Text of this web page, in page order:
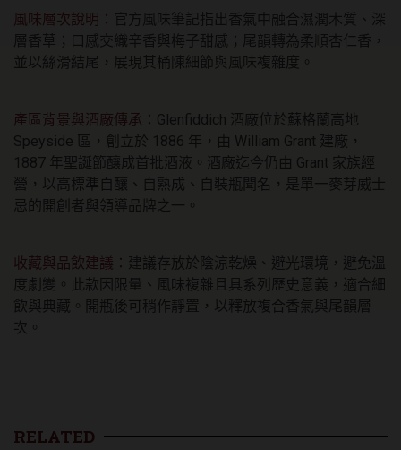
風味層次說明： 官方風味筆記指出香氣中融合濕潤木質、深
層香草；口感交織辛香與梅子甜感；尾韻轉為柔順杏仁香，
並以絲滑結尾，展現其桶陳細節與風味複雜度。
產區背景與酒廠傳承： Glenfiddich 酒廠位於蘇格蘭高地
Speyside 區，創立於 1886 年，由 William Grant 建廠，
1887 年聖誕節釀成首批酒液。酒廠迄今仍由 Grant 家族經
營，以高標準自釀、自熟成、自裝瓶聞名，是單一麥芽威士
忌的開創者與領導品牌之一。
收藏與品飲建議： 建議存放於陰涼乾燥、避光環境，避免溫
度劇變。此款因限量、風味複雜且具系列歷史意義，適合細
飲與典藏。開瓶後可稍作靜置，以釋放複合香氣與尾韻層
次。
RELATED